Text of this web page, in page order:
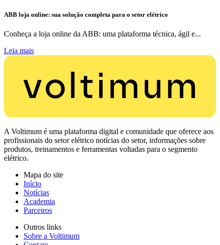
ABB loja online: sua solução completa para o setor elétrico
Conheça a loja online da ABB: uma plataforma técnica, ágil e...
Leia mais
A Voltimum é uma plataforma digital e comunidade que oferece aos
profissionais do setor elétrico notícias do setor, informações sobre
produtos, treinamentos e ferramentas voltadas para o segmento
elétrico.
Mapa do site
Início
Notícias
Academia
Parceiros
Outros links
Sobre a Voltimum